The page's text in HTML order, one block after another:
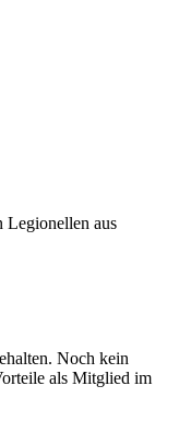
Legionellen aus
Noch kein
als Mitglied im